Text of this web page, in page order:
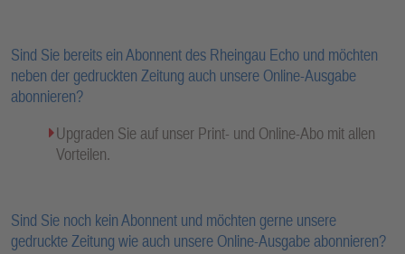
Sind Sie bereits ein Abonnent des Rheingau Echo und möchten
neben der gedruckten Zeitung auch unsere Online-Ausgabe
abonnieren?
Upgraden Sie auf unser Print- und Online-Abo mit allen
Vorteilen.
Sind Sie noch kein Abonnent und möchten gerne unsere
gedruckte Zeitung wie auch unsere Online-Ausgabe abonnieren?